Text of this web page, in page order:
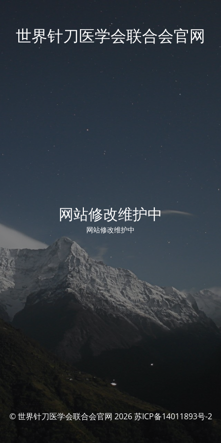
世界针刀医学会联合会官网
网站修改维护中
网站修改维护中
© 世界针刀医学会联合会官网 2026 苏ICP备14011893号-2